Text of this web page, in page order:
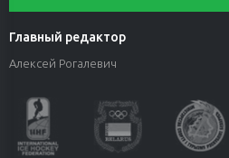
Главный редактор
Алексей Рогалевич